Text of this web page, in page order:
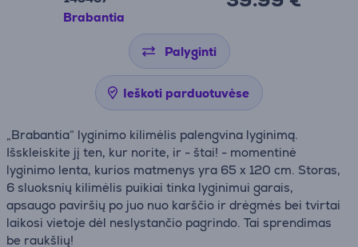
Brabantia
Palyginti
Ieškoti parduotuvėse
„Brabantia“ lyginimo kilimėlis palengvina lyginimą.
Išskleiskite jį ten, kur norite, ir - štai! - momentinė
lyginimo lenta, kurios matmenys yra 65 x 120 cm. Storas,
6 sluoksnių kilimėlis puikiai tinka lyginimui garais,
apsaugo paviršių po juo nuo karščio ir drėgmės bei tvirtai
laikosi vietoje dėl neslystančio pagrindo. Tai sprendimas
be raukšlių!